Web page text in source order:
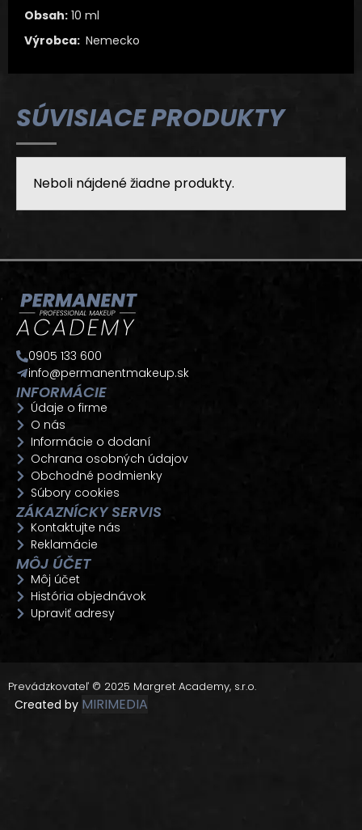
Obsah: 10 ml
Výrobca: Nemecko
SÚVISIACE PRODUKTY
Neboli nájdené žiadne produkty.
0905 133 600
info@permanentmakeup.sk
INFORMÁCIE
Údaje o firme
O nás
Informácie o dodaní
Ochrana osobných údajov
Obchodné podmienky
Súbory cookies
ZÁKAZNÍCKY SERVIS
Kontaktujte nás
Reklamácie
MÔJ ÚČET
Môj účet
História objednávok
Upraviť adresy
Prevádzkovateľ © 2025 Margret Academy, s.r.o.
Created by MIRIMEDIA